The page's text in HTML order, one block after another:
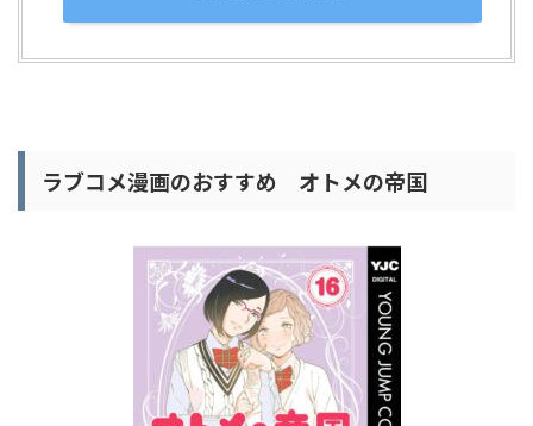
ラブコメ漫画のおすすめ オトメの帝国